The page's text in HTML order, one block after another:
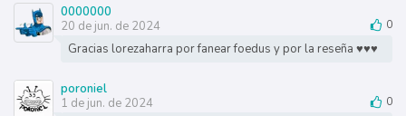
0000000
20 de jun. de 2024
0
Gracias lorezaharra por fanear foedus y por la reseña ♥️♥️♥️
poroniel
1 de jun. de 2024
0